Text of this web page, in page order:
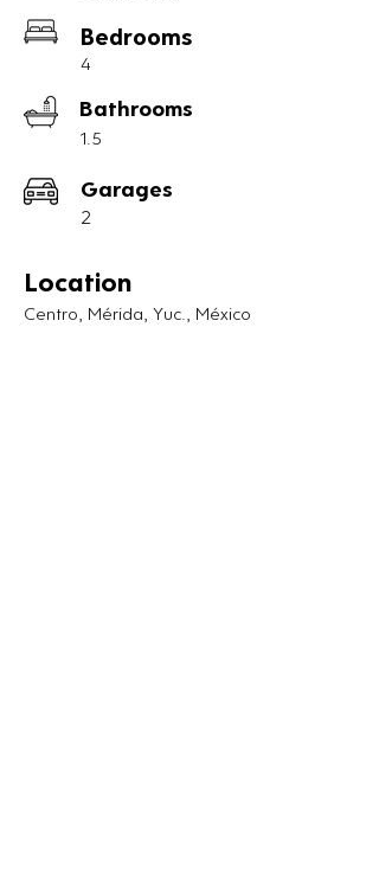
Bedrooms
4
Bathrooms
1.5
Garages
2
Location
Centro, Mérida, Yuc., México